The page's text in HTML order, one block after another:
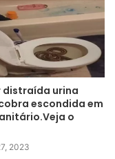
distraída urina
escondida em
o
2023